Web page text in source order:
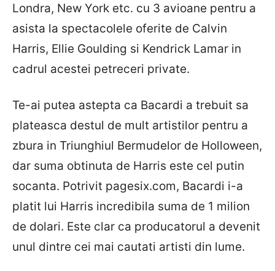
Londra, New York etc. cu 3 avioane pentru a
asista la spectacolele oferite de Calvin
Harris, Ellie Goulding si Kendrick Lamar in
cadrul acestei petreceri private.
Te-ai putea astepta ca Bacardi a trebuit sa
plateasca destul de mult artistilor pentru a
zbura in Triunghiul Bermudelor de Holloween,
dar suma obtinuta de Harris este cel putin
socanta. Potrivit pagesix.com, Bacardi i-a
platit lui Harris incredibila suma de 1 milion
de dolari. Este clar ca producatorul a devenit
unul dintre cei mai cautati artisti din lume.